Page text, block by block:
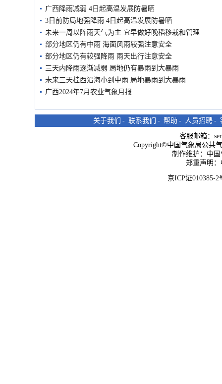
广西降雨减弱 4日起高温发展防暑晒
3日前防局地强降雨 4日起高温发展防暑晒
未来一周以阵雨天气为主 宜早做好晚稻移栽和管理
部分地区仍有中雨 海面风雨较强注意安全
部分地区仍有较强降雨 雨天出行注意安全
三天内降雨逐渐减弱 局地仍有暴雨到大暴雨
未来三天桂西沿海小到中雨 局地暴雨到大暴雨
广西2024年7月农业气象月报
关于我们 - 联系我们 - 帮助 - 人员招聘 -
客服邮箱：
Copyright©中国气象局公共
制作维护：中
郑重声明
京ICP证010385-2